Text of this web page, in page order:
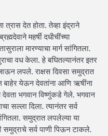
त्रास देत होता. तेव्हा इंद्राने
महर्षी दधीचींच्या
मारण्याचा मार्ग सांगितला.
वध केला. हे बघितल्यानंतर इतर
लपले. राक्षस दिवसा समुद्रात
येऊन देवतांना आणि ऋषींना
भगवान विष्णुंकडे गेले. भगवान
सल्ला दिला. त्यानंतर सर्व
समुद्रात लपलेल्या या
समुद्राचे सर्व पाणी पिऊन टाकले.